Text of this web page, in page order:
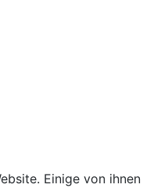
Einige von ihnen